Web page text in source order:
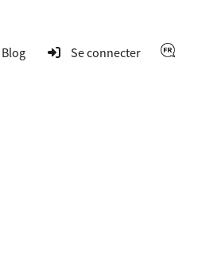
Blog Se connecter